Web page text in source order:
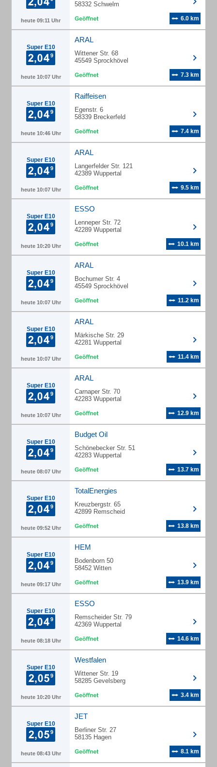
heute 09:11 Uhr
58332 Schwelm
6.0 km
Super E10
heute 10:07 Uhr
ARAL
Wittener Str. 68
45549 Sprockhövel
7.3 km
Super E10
heute 10:46 Uhr
Raiffeisen
Egenstr. 6
58339 Breckerfeld
7.4 km
Super E10
heute 10:07 Uhr
ARAL
Langerfelder Str. 121
42389 Wuppertal
9.5 km
Super E10
heute 10:20 Uhr
ESSO
Lenneper Str. 72
42289 Wuppertal
10.1 km
Super E10
heute 10:07 Uhr
ARAL
Bochumer Str. 4
45549 Sprockhövel
11.2 km
Super E10
heute 10:07 Uhr
ARAL
Märkische Str. 29
42281 Wuppertal
11.4 km
Super E10
heute 10:07 Uhr
ARAL
Carnaper Str. 70
42283 Wuppertal
12.9 km
Super E10
heute 08:07 Uhr
Budget Oil
Schönebecker Str. 51
42283 Wuppertal
13.7 km
Super E10
heute 09:52 Uhr
TotalEnergies
Kreuzbergstr. 65
42899 Remscheid
13.8 km
Super E10
heute 09:17 Uhr
HEM
Bodenborn 50
58452 Witten
13.9 km
Super E10
heute 08:18 Uhr
ESSO
Remscheider Str. 79
42369 Wuppertal
14.6 km
Super E10
heute 10:20 Uhr
Westfalen
Wittener Str. 19
58285 Gevelsberg
3.4 km
Super E10
heute 08:43 Uhr
JET
Berliner Str. 27
58135 Hagen
8.1 km